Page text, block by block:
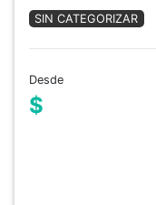
SIN CATEGORIZAR
Desde
$